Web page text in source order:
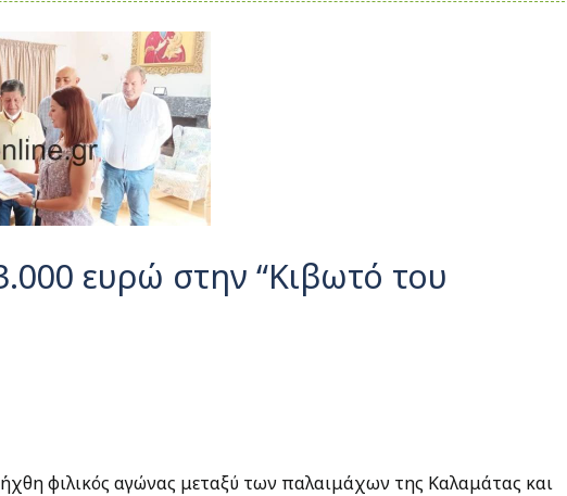
ευρώ στην “Κιβωτό του
φιλικός αγώνας μεταξύ των παλαιμάχων της Καλαμάτας και